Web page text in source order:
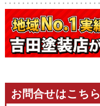
お問合せはこちら